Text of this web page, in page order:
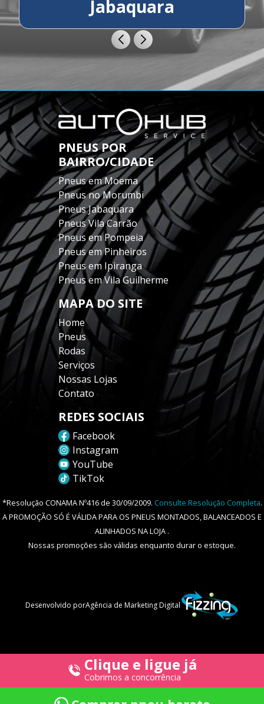
Clique e ligue já
Cobrimos a concorrência
Jabaquara
PNEUS POR
BAIRRO/CIDADE
Pneus em Moema
Pneus no Morumbi
Pneus Jabaquara
Pneus Vila Carrão
Pneus em Pompeia
Pneus em Pinheiros
Pneus em Ipiranga
Pneus em Vila Guilherme
MAPA DO SITE
Home
Pneus
Rodas
Serviços
Nossas Lojas
Contato
REDES SOCIAIS
Facebook
Instagram
YouTube
TikTok
*Resolução CONAMA Nº416 de 30/09/2009. Consulte Resolução Completa.
A PROMOÇÃO SÓ É VÁLIDA PARA OS PNEUS MONTADOS, BALANCEADOS E
ALINHADOS NA LOJA .
Nossas promoções são válidas enquanto durar o estoque.
Desenvolvido porAgência de Marketing Digital